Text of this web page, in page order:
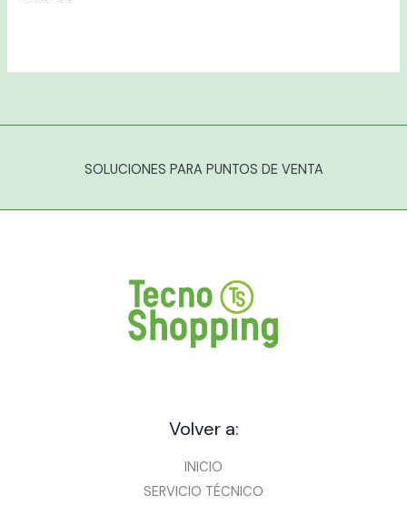
SOLUCIONES PARA PUNTOS DE VENTA
Volver a:
INICIO
SERVICIO TÉCNICO